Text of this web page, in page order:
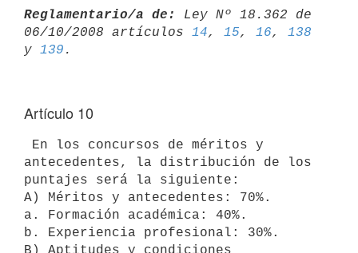
Reglamentario/a de:
Ley Nº 18.362 de
06/10/2008 artículos 14, 15, 16, 138
y 139
Artículo 10
antecedentes, la distribución de los
puntajes será la siguiente:
A) Méritos y antecedentes: 70%.
a. Formación académica: 40%.
b. Experiencia profesional: 30%.